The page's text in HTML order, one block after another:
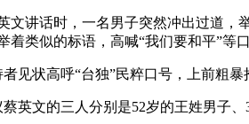
文讲话时，一名男子突然冲出过道，
着类似的标语，高喊“我们要和平”等
见状高呼“台独”民粹口号，上前粗
英文的三人分别是52岁的王姓男子